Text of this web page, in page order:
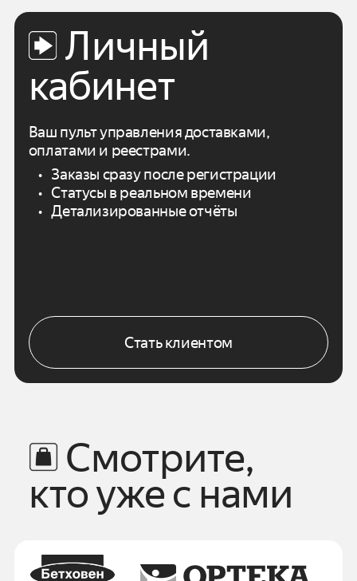
Личный
кабинет
Ваш пульт управления доставками,
оплатами и реестрами.
Заказы сразу после регистрации
Статусы в реальном времени
Детализированные отчёты
Стать клиентом
Смотрите,
кто уже с нами